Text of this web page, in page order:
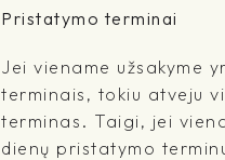
Pristatymo terminai
Jei viename užsakyme
terminais, tokiu atveju
terminas. Taigi, jei
dienų pristatymo